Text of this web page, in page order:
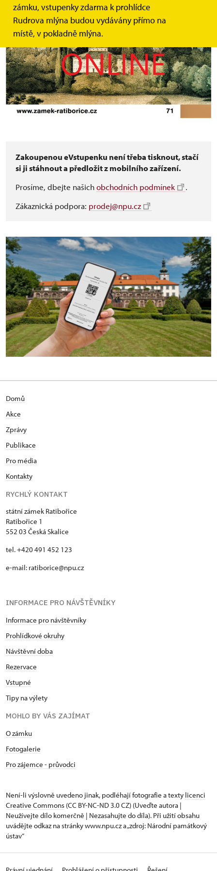
zámku, vstupenky zdarma k prohlídce
Rudrova mlýna budou vydávány přímo na
místě, v pokladně mlýna.
Zakoupenou eVstupenku není třeba tisknout, stačí
si ji stáhnout a předložit z mobilního zařízení.
Prosíme, dbejte našichobchodních podmínek
.
Zákaznická podpora: prodej@npu.cz
Domů
Akce
Zprávy
Publikace
Pro média
Kontakty
RYCHLÝ KONTAKT
státní zámek Ratibořice
Ratibořice 1
552 03 Česká Skalice
tel. +420 491 452 123
e-mail: ratiborice@npu.cz
INFORMACE PRO NÁVŠTĚVNÍKY
Informace pro návštěvníky
Prohlídkové okruhy
Návštěvní doba
Rezervace
Vstupné
Tipy na výlety
MOHLO BY VÁS ZAJÍMAT
O zámku
Fotogalerie
Pro zájemce - průvodci
Není-li výslovně uvedeno jinak, podléhají fotografie a texty licenci
Creative Commons (CC BY-NC-ND 3.0 CZ) (Uveďte autora |
Neužívejte dílo komerčně | Nezasahujte do díla). Při užití obsahu
uvádějte odkaz na stránky www.npu.cz a „zdroj: Národní památkový
ústav“